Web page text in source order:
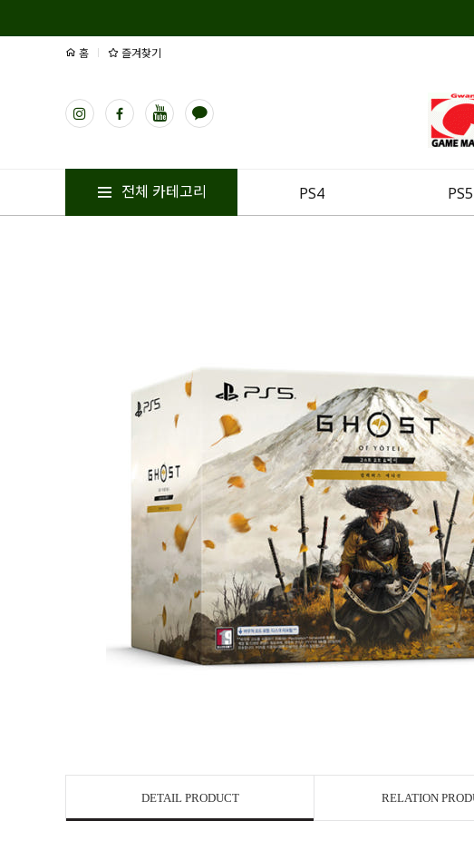
홈 즐겨찾기
전체 카테고리 PS4 PS5
DETAIL PRODUCT RELATION